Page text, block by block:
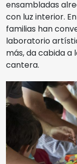
ensambladas
con luz interior.
familias han
laboratorio
más, da cabida a
cantera.